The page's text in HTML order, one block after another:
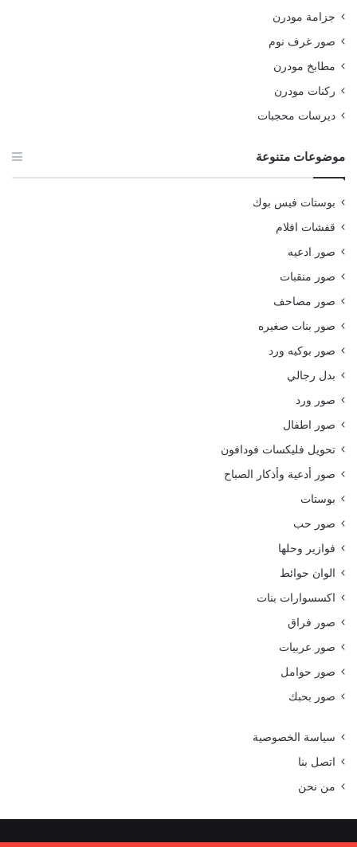
جزامة مودرن
صور غرف نوم
مطابخ مودرن
ركنات مودرن
ديرسات محجبات
موضوعات متنوعة
بوستات فيس بوك
قفشات افلام
صور ادعيه
صور منقبات
صور مصاحف
صور بنات صغيره
صور بوكيه ورد
بدل رجالي
صور ورد
صور اطفال
تحويل فليكسات فودافون
صور أدعية وأذكار الصباح
بوستات
صور حب
فوازير وحلها
الوان حوائط
اكسسوارات بنات
صور فراق
صور عربيات
صور حوامل
صور بحبك
سياسة الخصوصية
اتصل بنا
من نحن